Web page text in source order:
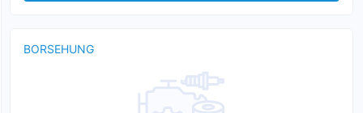
BORSEHUNG